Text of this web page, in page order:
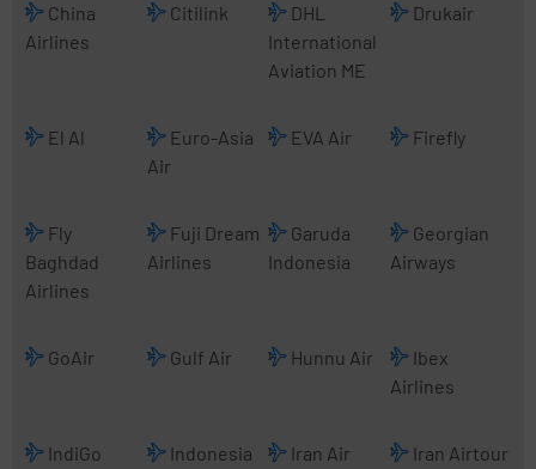
China
Airlines
Citilink
DHL
International
Aviation ME
Drukair
El Al
Euro-Asia
Air
EVA Air Firefly
Fly
Baghdad
Airlines
Fuji Dream
Airlines
Garuda
Indonesia
Georgian
Airways
GoAir Gulf Air Hunnu Air
Ibex
Airlines
IndiGo
Indonesia
Iran Air Iran Airtour